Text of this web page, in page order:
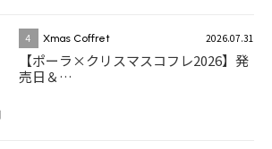
4 Xmas Coffret 2026.07.31
【ポーラ×クリスマスコフレ2026】発
売日＆…